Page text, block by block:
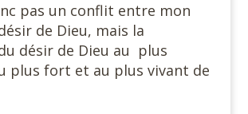
pas un conflit entre mon
de Dieu, mais la
désir de Dieu au plus
plus fort et au plus vivant de